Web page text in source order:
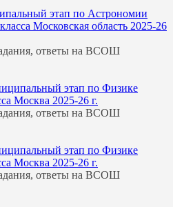
этап по Астрономии
Московская область 2025-26
ответы на ВСОШ
этап по Физике
Москва 2025-26 г.
ответы на ВСОШ
этап по Физике
Москва 2025-26 г.
ответы на ВСОШ